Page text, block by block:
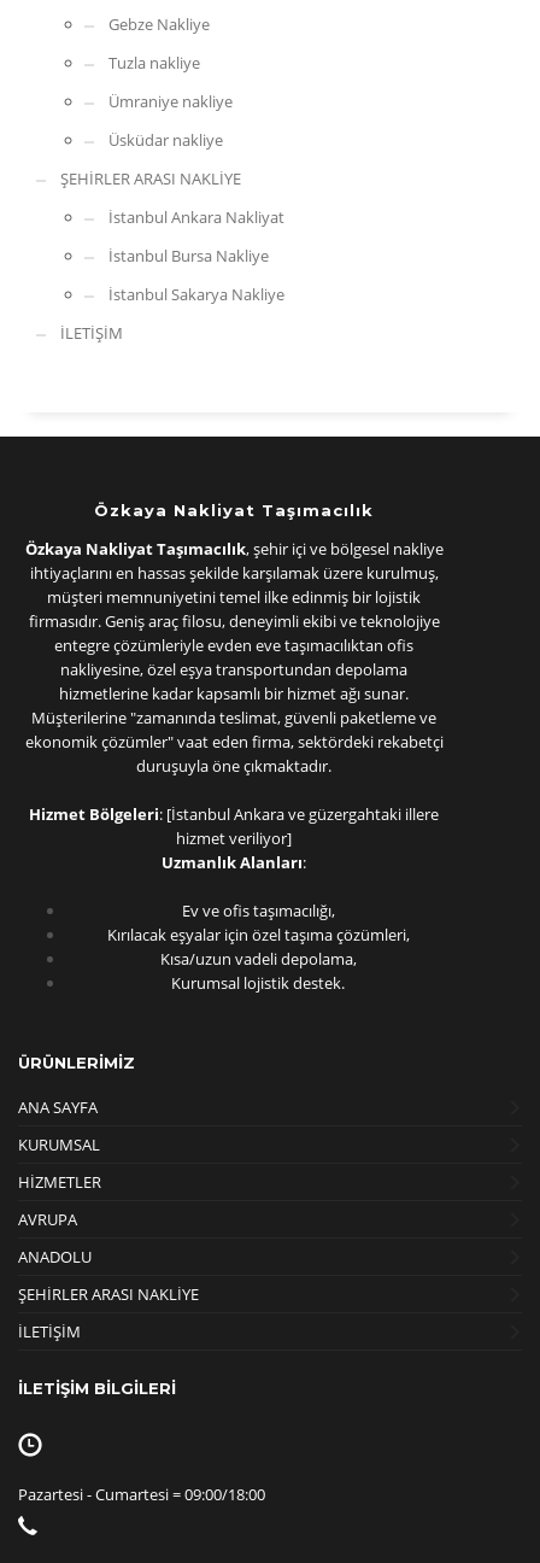
Gebze Nakliye
Tuzla nakliye
Ümraniye nakliye
Üsküdar nakliye
ŞEHİRLER ARASI NAKLİYE
İstanbul Ankara Nakliyat
İstanbul Bursa Nakliye
İstanbul Sakarya Nakliye
İLETİŞİM
Özkaya Nakliyat Taşımacılık
Özkaya Nakliyat Taşımacılık, şehir içi ve bölgesel nakliye
ihtiyaçlarını en hassas şekilde karşılamak üzere kurulmuş,
müşteri memnuniyetini temel ilke edinmiş bir lojistik
firmasıdır. Geniş araç filosu, deneyimli ekibi ve teknolojiye
entegre çözümleriyle evden eve taşımacılıktan ofis
nakliyesine, özel eşya transportundan depolama
hizmetlerine kadar kapsamlı bir hizmet ağı sunar.
Müşterilerine "zamanında teslimat, güvenli paketleme ve
ekonomik çözümler" vaat eden firma, sektördeki rekabetçi
duruşuyla öne çıkmaktadır.
Hizmet Bölgeleri: [İstanbul Ankara ve güzergahtaki illere
hizmet veriliyor]
Uzmanlık Alanları:
Ev ve ofis taşımacılığı,
Kırılacak eşyalar için özel taşıma çözümleri,
Kısa/uzun vadeli depolama,
Kurumsal lojistik destek.
ÜRÜNLERİMİZ
ANA SAYFA
KURUMSAL
HİZMETLER
AVRUPA
ANADOLU
ŞEHİRLER ARASI NAKLİYE
İLETİŞİM
İLETİŞİM BİLGİLERİ
Pazartesi - Cumartesi = 09:00/18:00